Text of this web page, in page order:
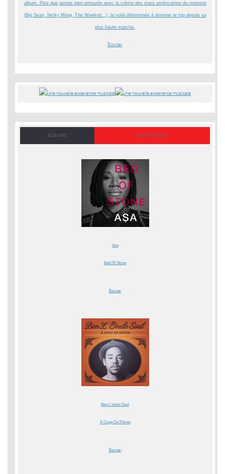
album. Plus que jamais bien entourée avec la crème des stars américaines du moment
(Big Sean, Nicky Minaj, The Weeknd…), la voilà déterminée à dominer le top depuis sa
plus haute marche.
Écouter
ALBUMS NOUVEAUTÉS
Asa
Bed Of Stone
Écouter
Ben L’oncle Soul
A Coup De Rêves
Écouter